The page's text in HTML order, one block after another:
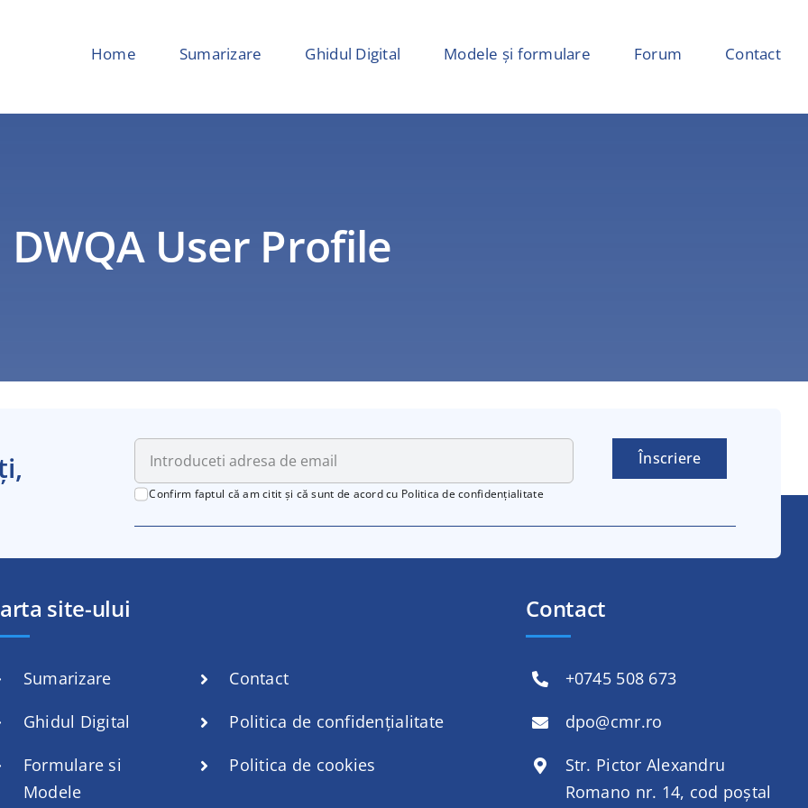
Home Sumarizare Ghidul Digital Modele și formulare Forum Contact
DWQA User Profile
Confirm faptul că am citit și că sunt de acord cu Politica de confidențialitate
Înscriere
site-ului
Sumarizare
Ghidul Digital
Formulare si
Modele
Contact
Politica de confidențialitate
Politica de cookies
Contact
+0745 508 673
dpo@cmr.ro
Str. Pictor Alexandru
Romano nr. 14, cod poștal